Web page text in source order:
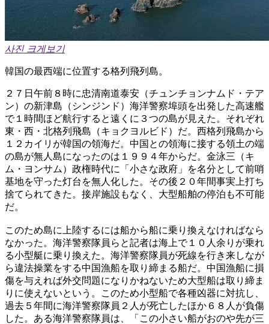
사진 크게보기
韓国の最西端に位置する格列飛列島。
２７日午前８時に忠清南道泰安（チュンチョンナムド・テア
ン）の新津島（シンジンド）海洋警察埠頭を出発した高速艦
で１時間ほど航行すると遠くに３つの島が見えた。それぞれ
東・西・北格列飛島（キョクヨルビド）だ。西格列飛島から
１２カイリが韓国の領海だ。中国との領海に接する領土の端
の島が無人島になったのは１９９４年からだ。金泳三（キ
ム・ヨンサム）政権時代に「小さな政府」を名分として前哨
基地を守った灯台を無人化した。その後２０年間事実上打ち
捨てられてきた。接岸施設もなく、大型船舶の停泊も不可能
だ。
このため島に上陸するには船から船に乗り換えなければなら
なかった。海洋警察隊員らと記者は海上で１０人余りが乗れ
る小型艇に乗り換えた。海洋警察隊員が死線を行き来しなが
ら違法操業をする中国漁船を取り締まる船だ。中国漁船に損
傷を与えれば外交問題になりかねないため大型船は取り締ま
りに使えないという。このため小型船で各種凶器に対抗し、
過去５年間に海洋警察隊員２人が死亡したほか６８人が負傷
した。ある海洋警察隊員は、「この小さい船がおのや先が三